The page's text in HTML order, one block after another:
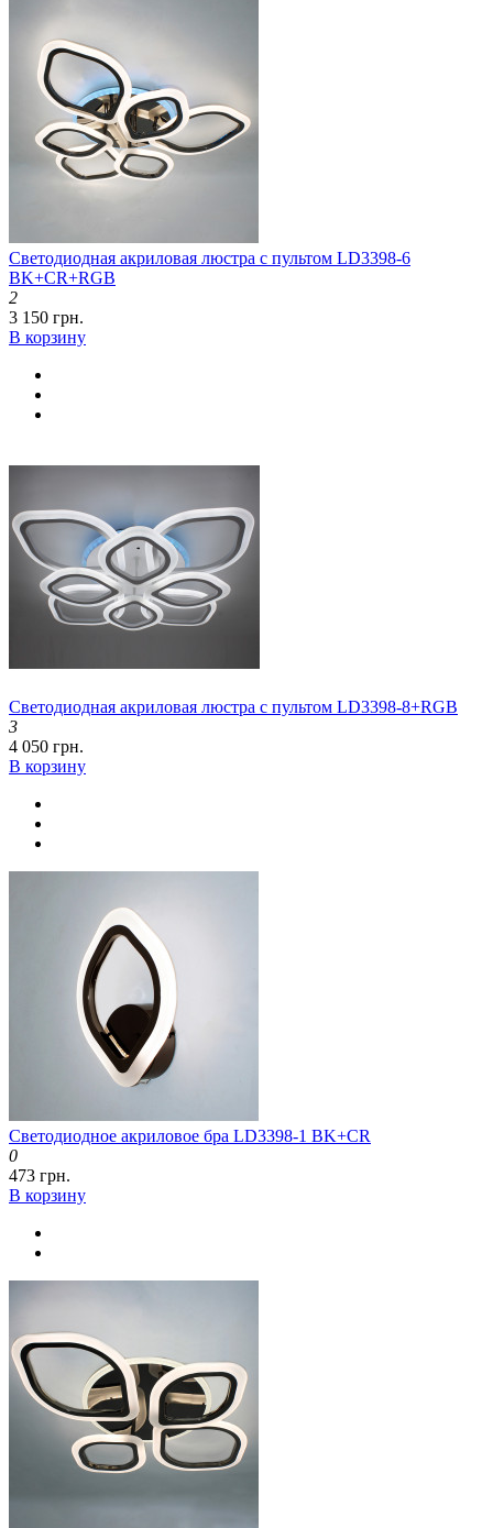
Светодиодная акриловая люстра с пультом LD3398-6
BK+CR+RGB
2
3 150 грн.
В корзину
Светодиодная акриловая люстра с пультом LD3398-8+RGB
3
4 050 грн.
В корзину
Светодиодное акриловое бра LD3398-1 BK+CR
0
473 грн.
В корзину